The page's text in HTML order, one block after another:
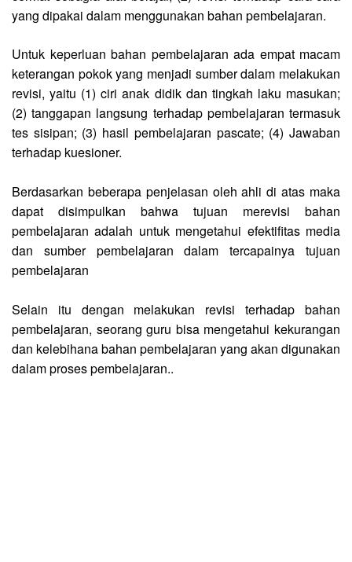
yang dipakai dalam menggunakan bahan pembelajaran.
Untuk keperluan bahan pembelajaran ada empat macam
keterangan pokok yang menjadi sumber dalam melakukan
revisi, yaitu (1) ciri anak didik dan tingkah laku masukan;
(2) tanggapan langsung terhadap pembelajaran termasuk
tes sisipan; (3) hasil pembelajaran pascate; (4) Jawaban
terhadap kuesioner.
Berdasarkan beberapa penjelasan oleh ahli di atas maka
dapat disimpulkan bahwa tujuan merevisi bahan
pembelajaran adalah untuk mengetahui efektifitas media
dan sumber pembelajaran dalam tercapainya tujuan
pembelajaran
Selain itu dengan melakukan revisi terhadap bahan
pembelajaran, seorang guru bisa mengetahui kekurangan
dan kelebihana bahan pembelajaran yang akan digunakan
dalam proses pembelajaran..